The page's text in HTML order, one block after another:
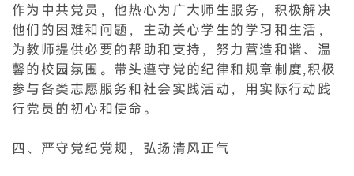
作为中共党员，他热心为广大师生服务，积极解决
他们的困难和问题，主动关心学生的学习和生活，
为教师提供必要的帮助和支持，努力营造和谐、温
馨的校园氛围。带头遵守党的纪律和规章制度,积极
参与各类志愿服务和社会实践活动，用实际行动践
行党员的初心和使命。
四、严守党纪党规，弘扬清风正气